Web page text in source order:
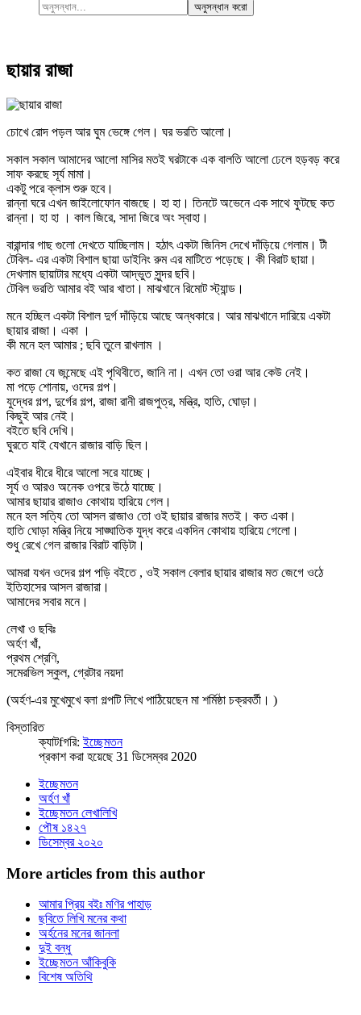
অনুসন্ধান করো
ছায়ার রাজা
চোখে রোদ পড়ল আর ঘুম ভেঙ্গে গেল। ঘর ভরতি আলো।
সকাল সকাল আমাদের আলো মাসির মতই ঘরটাকে এক বালতি আলো ঢেলে হড়বড় করে
সাফ করছে সূর্য মামা।
একটু পরে ক্লাস শুরু হবে।
রান্না ঘরে এখন জাইলোফোন বাজছে। হা হা। তিনটে অভেনে এক সাথে ফুটছে কত
রান্না। হা হা । কাল জিরে, সাদা জিরে অং স্বাহা।
বারান্দার গাছ গুলো দেখতে যাচ্ছিলাম। হঠাৎ একটা জিনিস দেখে দাঁড়িয়ে গেলাম। টী
টেবিল- এর একটা বিশাল ছায়া ডাইনিং রুম এর মাটিতে পড়েছে। কী বিরাট ছায়া।
দেখলাম ছায়াটার মধ্যে একটা আদ্ভুত সুন্দর ছবি।
টেবিল ভরতি আমার বই আর খাতা। মাঝখানে রিমোট স্ট্যান্ড।
মনে হচ্ছিল একটা বিশাল দুর্গ দাঁড়িয়ে আছে অন্ধকারে। আর মাঝখানে দারিয়ে একটা
ছায়ার রাজা। একা ।
কী মনে হল আমার ; ছবি তুলে রাখলাম ।
কত রাজা যে জন্মেছে এই পৃথিবীতে, জানি না। এখন তো ওরা আর কেউ নেই।
মা পড়ে শোনায়, ওদের গল্প।
যুদ্ধের গল্প, দুর্গের গল্প, রাজা রানী রাজপুত্র, মন্ত্রি, হাতি, ঘোড়া।
কিছুই আর নেই।
বইতে ছবি দেখি।
ঘুরতে যাই যেখানে রাজার বাড়ি ছিল।
এইবার ধীরে ধীরে আলো সরে যাচ্ছে।
সূর্য ও আরও অনেক ওপরে উঠে যাচ্ছে।
আমার ছায়ার রাজাও কোথায় হারিয়ে গেল।
মনে হল সত্যি তো আসল রাজাও তো ওই ছায়ার রাজার মতই। কত একা।
হাতি ঘোড়া মন্ত্রি নিয়ে সাঙ্ঘাতিক যুদ্ধ করে একদিন কোথায় হারিয়ে গেলো।
শুধু রেখে গেল রাজার বিরাট বাড়িটা।
আমরা যখন ওদের গল্প পড়ি বইতে , ওই সকাল বেলার ছায়ার রাজার মত জেগে ওঠে
ইতিহাসের আসল রাজারা।
আমাদের সবার মনে।
লেখা ও ছবিঃ
অর্হণ খাঁ,
প্রথম শ্রেণি,
সমেরভিল স্কুল, গ্রেটার নয়দা
(অর্হণ-এর মুখেমুখে বলা গল্পটি লিখে পাঠিয়েছেন মা শর্মিষ্ঠা চক্রবর্তী। )
বিস্তারিত
ক্যাটfগরি:ইচ্ছেমতন
প্রকাশ করা হয়েছে 31 ডিসেম্বর 2020
ইচ্ছেমতন
অর্হণ খাঁ
ইচ্ছেমতন লেখালিখি
পৌষ ১৪২৭
ডিসেম্বর ২০২০
More articles from this author
আমার প্রিয় বইঃ মণির পাহাড়
ছবিতে লিখি মনের কথা
অর্হনের মনের জানলা
দুই বন্ধু
ইচ্ছেমতন আঁকিবুকি
বিশেষ অতিথি